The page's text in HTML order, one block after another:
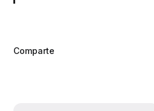
Comparte